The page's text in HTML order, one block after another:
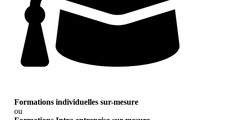
Formations individuelles sur-mesure
ou